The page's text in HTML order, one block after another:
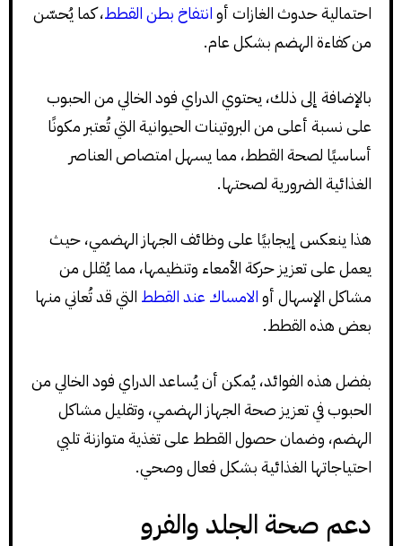
احتمالية حدوث الغازات أوانتفاخ بطن القطط، كما يُحسّن
من كفاءة الهضم بشكل عام.
بالإضافة إلى ذلك، يحتوي الدراي فود الخالي من الحبوب
على نسبة أعلى من البروتينات الحيوانية التي تُعتبر مكونًا
أساسيًا لصحة القطط، مما يسهل امتصاص العناصر
الغذائية الضرورية لصحتها.
هذا ينعكس إيجابيًا على وظائف الجهاز الهضمي، حيث
يعمل على تعزيز حركة الأمعاء وتنظيمها، مما يُقلل من
مشاكل الإسهال أوالامساك عند القطط التي قد تُعاني منها
بعض هذه القطط.
بفضل هذه الفوائد، يُمكن أن يُساعد الدراي فود الخالي من
الحبوب في تعزيز صحة الجهاز الهضمي، وتقليل مشاكل
الهضم، وضمان حصول القطط على تغذية متوازنة تلبي
احتياجاتها الغذائية بشكل فعال وصحي.
دعم صحة الجلد والفرو